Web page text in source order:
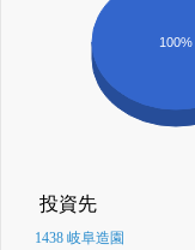
100%
投資先
1438 岐阜造園